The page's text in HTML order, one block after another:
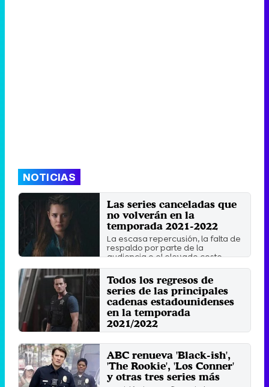
NOTICIAS
Las series canceladas que
no volverán en la
temporada 2021-2022
La escasa repercusión, la falta de
respaldo por parte de la
audiencia o el elevado coste ...
Martes 14 Septiembre 2021 11:48
Todos los regresos de
series de las principales
cadenas estadounidenses
en la temporada
2021/2022
ABC, NBC, The CW, FOX y CBS se
preparan para lanzar las nuevas
temporadas de sus ...
Martes 7 Septiembre 2021 16:02
ABC renueva 'Black-ish',
'The Rookie', 'Los Conner'
y otras tres series más